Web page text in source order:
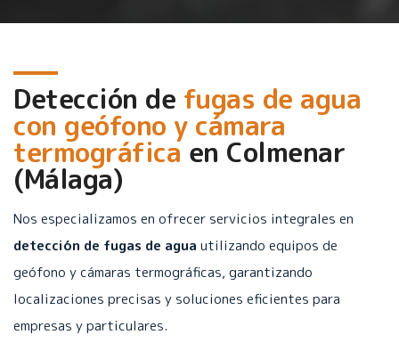
Detección de fugas de agua
con geófono y cámara
termográficaen Colmenar
(Málaga)
Nos especializamos en ofrecer servicios integrales en
detección de fugas de agua utilizando equipos de
geófono y cámaras termográficas, garantizando
localizaciones precisas y soluciones eficientes para
empresas y particulares.